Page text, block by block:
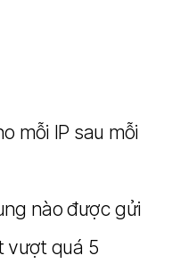
mỗi IP sau mỗi
nào được gửi
vượt quá 5